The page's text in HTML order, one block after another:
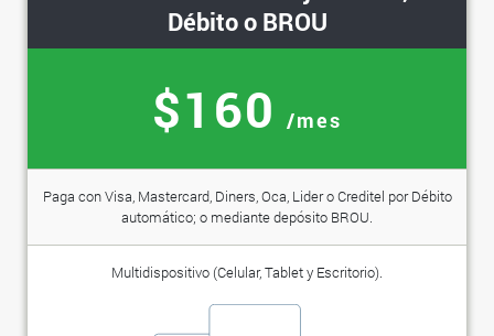
Débito o BROU
$160 /mes
Paga con Visa, Mastercard, Diners, Oca, Lider o Creditel por Débito
automático; o mediante depósito BROU.
Multidispositivo (Celular, Tablet y Escritorio).